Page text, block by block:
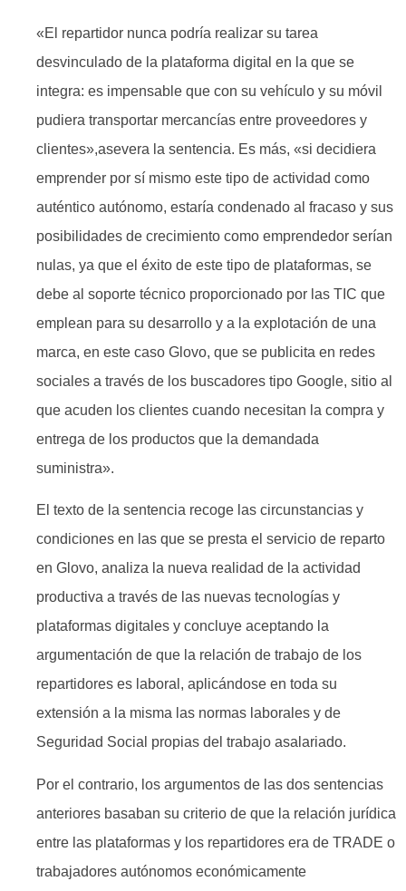
«El repartidor nunca podría realizar su tarea
desvinculado de la plataforma digital en la que se
integra: es impensable que con su vehículo y su móvil
pudiera transportar mercancías entre proveedores y
clientes»,asevera la sentencia. Es más, «si decidiera
emprender por sí mismo este tipo de actividad como
auténtico autónomo, estaría condenado al fracaso y sus
posibilidades de crecimiento como emprendedor serían
nulas, ya que el éxito de este tipo de plataformas, se
debe al soporte técnico proporcionado por las TIC que
emplean para su desarrollo y a la explotación de una
marca, en este caso Glovo, que se publicita en redes
sociales a través de los buscadores tipo Google, sitio al
que acuden los clientes cuando necesitan la compra y
entrega de los productos que la demandada
suministra».
El texto de la sentencia recoge las circunstancias y
condiciones en las que se presta el servicio de reparto
en Glovo, analiza la nueva realidad de la actividad
productiva a través de las nuevas tecnologías y
plataformas digitales y concluye aceptando la
argumentación de que la relación de trabajo de los
repartidores es laboral, aplicándose en toda su
extensión a la misma las normas laborales y de
Seguridad Social propias del trabajo asalariado.
Por el contrario, los argumentos de las dos sentencias
anteriores basaban su criterio de que la relación jurídica
entre las plataformas y los repartidores era de TRADE o
trabajadores autónomos económicamente